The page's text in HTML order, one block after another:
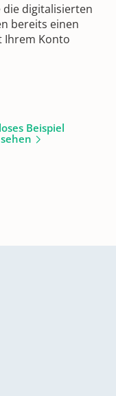
die digitalisierten
bereits einen
Ihrem Konto
Beispiel